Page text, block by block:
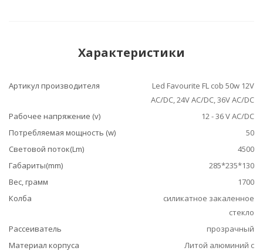
Характеристики
Артикул производителя
Led Favourite FL cob 50w 12V
AC/DC, 24V AC/DC, 36V AC/DC
Рабочее напряжение (v)
12 - 36 V AC/DC
Потребляемая мощность (w)
50
Световой поток(Lm)
4500
Габариты(mm)
285*235*130
Вес, грамм
1700
Колба
силикатное закаленное
стекло
Рассеиватель
прозрачный
Материал корпуса
Литой алюминий с